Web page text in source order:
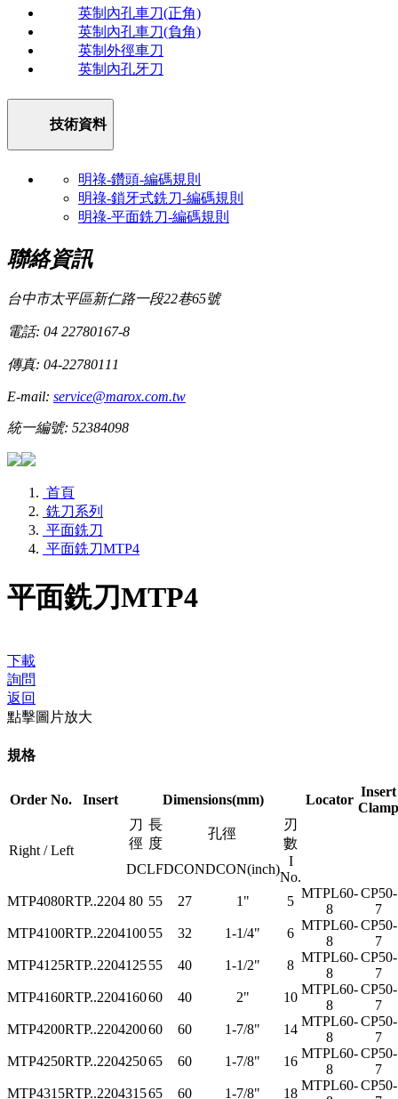
英制內孔車刀(正角)
英制內孔車刀(負角)
英制外徑車刀
英制內孔牙刀
技術資料
明祿-鑽頭-編碼規則
明祿-鎖牙式銑刀-編碼規則
明祿-平面銑刀-編碼規則
聯絡資訊
台中市太平區新仁路一段22巷65號
電話: 04 22780167-8
傳真: 04-22780111
E-mail: service@marox.com.tw
統一編號: 52384098
首頁
銑刀系列
平面銑刀
平面銑刀MTP4
平面銑刀MTP4
下載
詢問
返回
點擊圖片放大
規格
Order No. Insert Dimensions(mm) Locator
Insert
Clamp
Right / Left
刀
徑
長
度
孔徑
刃
數
DCLFDCONDCON(inch)
I
No.
MTP4080RTP..2204 80 55 27 1" 5
MTPL60-
8
CP50-
7
MTP4100RTP..220410055 32 1-1/4" 6
MTPL60-
8
CP50-
7
MTP4125RTP..220412555 40 1-1/2" 8
MTPL60-
8
CP50-
7
MTP4160RTP..220416060 40 2" 10
MTPL60-
8
CP50-
7
MTP4200RTP..220420060 60 1-7/8" 14
MTPL60-
8
CP50-
7
MTP4250RTP..220425065 60 1-7/8" 16
MTPL60-
8
CP50-
7
MTP4315RTP..220431565 60 1-7/8" 18
MTPL60-CP50-